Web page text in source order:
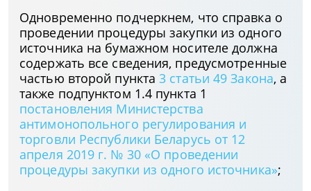
Одновременно подчеркнем, что справка о
проведении процедуры закупки из одного
источника на бумажном носителе должна
содержать все сведения, предусмотренные
частью второй пункта3 статьи 49 Закона, а
также подпунктом 1.4 пункта 1
постановления Министерства
антимонопольного регулирования и
торговли Республики Беларусь от 12
апреля 2019 г. № 30 «О проведении
процедуры закупки из одного источника»;